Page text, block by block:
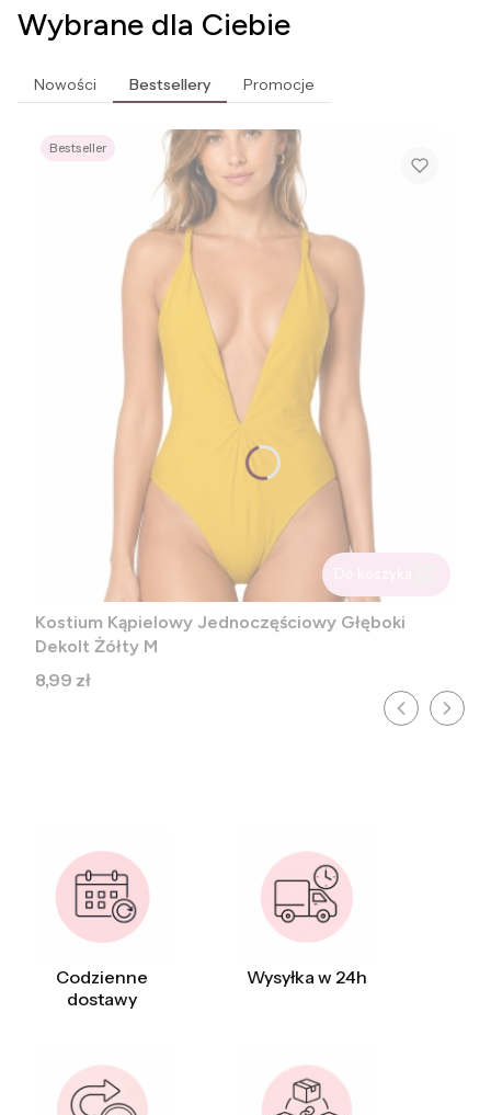
Wybrane dla Ciebie
Nowości Bestsellery Promocje
Bestseller
Kostium Kąpielowy Jednoczęściowy Głęboki
Dekolt Żółty M
Cena
8,99 zł
Codzienne
dostawy
Wysyłka w 24h